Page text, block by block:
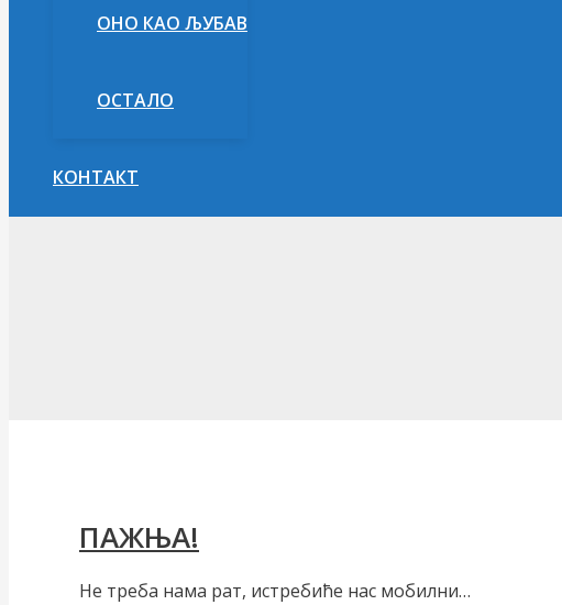
ОНО КАО ЉУБАВ
ОСТАЛО
КОНТАКТ
ПАЖЊА!
Не треба нама рат, истребиће нас мобилни…